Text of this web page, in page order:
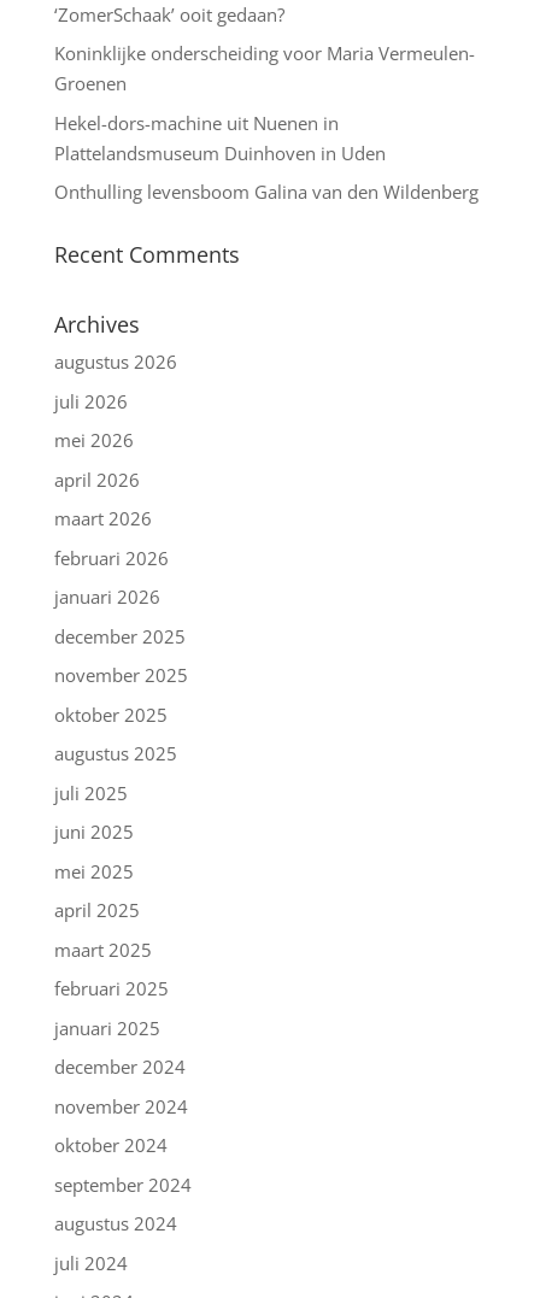
‘ZomerSchaak’ ooit gedaan?
Koninklijke onderscheiding voor Maria Vermeulen-
Groenen
Hekel-dors-machine uit Nuenen in
Plattelandsmuseum Duinhoven in Uden
Onthulling levensboom Galina van den Wildenberg
Recent Comments
Archives
augustus 2026
juli 2026
mei 2026
april 2026
maart 2026
februari 2026
januari 2026
december 2025
november 2025
oktober 2025
augustus 2025
juli 2025
juni 2025
mei 2025
april 2025
maart 2025
februari 2025
januari 2025
december 2024
november 2024
oktober 2024
september 2024
augustus 2024
juli 2024